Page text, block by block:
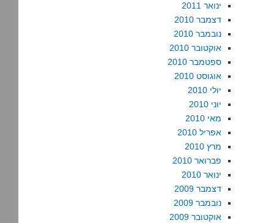
ינואר 2011
דצמבר 2010
נובמבר 2010
אוקטובר 2010
ספטמבר 2010
אוגוסט 2010
יולי 2010
יוני 2010
מאי 2010
אפריל 2010
מרץ 2010
פברואר 2010
ינואר 2010
דצמבר 2009
נובמבר 2009
אוקטובר 2009